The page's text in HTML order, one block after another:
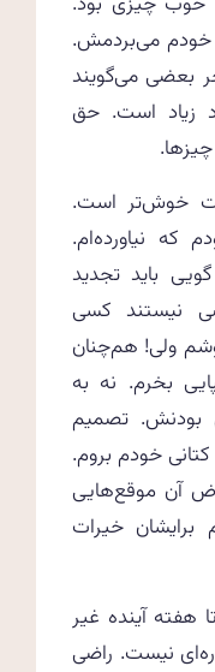
می‌بردمش.
بعضی می‌گویند
زیاد است. حق
خوش‌تر است.
که نیاورده‌ام.
باید تجدید
نیستند کسی
ولی! هم‌چنان
بخرم. نه به
بودنش. تصمیم
کتانی خودم بروم.
آن موقع‌هایی
خیرات
هفته آینده غیر
نیست. راضی